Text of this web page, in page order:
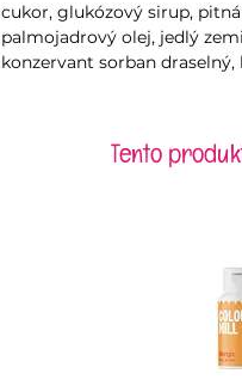
cukor, glukózový sirup,
palmojadrový olej, jedlý
konzervant sorban
Tento